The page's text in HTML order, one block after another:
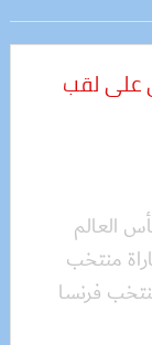
على لقب
العالم
منتخب
فرنسا